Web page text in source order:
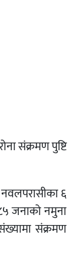
संक्रमण पुष्टि
६
जनाको नमुना
संक्रमण